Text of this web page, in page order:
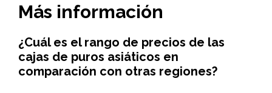
Más información
¿Cuál es el rango de precios de las
cajas de puros asiáticos en
comparación con otras regiones?